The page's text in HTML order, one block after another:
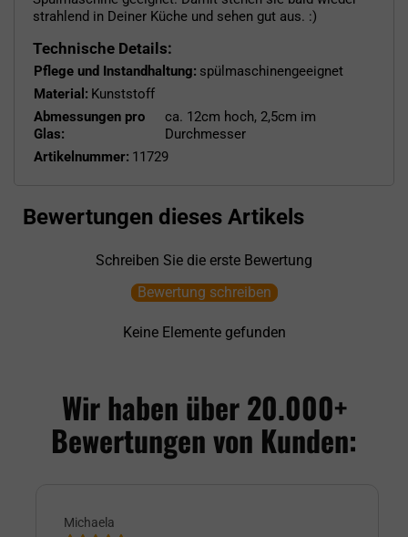
strahlend in Deiner Küche und sehen gut aus. :)
Technische Details:
Pflege und Instandhaltung: spülmaschinengeeignet
Material: Kunststoff
Abmessungen pro
Glas:
ca. 12cm hoch, 2,5cm im
Durchmesser
Artikelnummer: 11729
Bewertungen dieses Artikels
Schreiben Sie die erste Bewertung
Bewertung schreiben
Keine Elemente gefunden
Wir haben über 20.000+
Bewertungen von Kunden:
Michaela